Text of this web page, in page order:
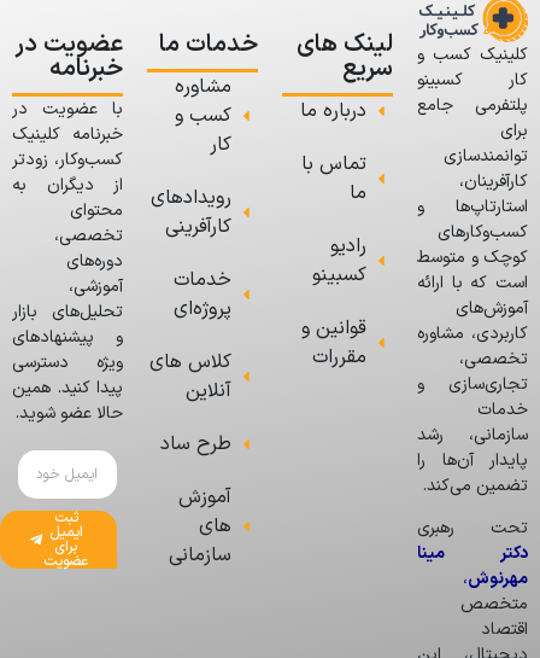
کلینیک کسب و
کار کسبینو
پلتفرمی جامع
برای
توانمندسازی
کارآفرینان،
استارتاپ‌ها و
کسب‌وکارهای
کوچک و متوسط
است که با ارائه
آموزش‌های
کاربردی، مشاوره
تخصصی،
تجاری‌سازی و
خدمات
سازمانی، رشد
پایدار آن‌ها را
تضمین می‌کند.
تحت رهبری
دکتر مینا
مهرنوش،
متخصص
اقتصاد
لینک های
سریع
درباره ما
تماس با
ما
رادیو
کسبینو
قوانین و
مقررات
خدمات ما
مشاوره
کسب و
کار
رویدادهای
کارآفرینی
خدمات
پروژه‌ای
کلاس های
آنلاین
طرح ساد
آموزش
های
سازمانی
عضویت در
خبرنامه
با عضویت در
خبرنامه کلینیک
کسب‌وکار، زودتر
از دیگران به
محتوای
تخصصی،
دوره‌های
آموزشی،
تحلیل‌های بازار
و پیشنهادهای
ویژه دسترسی
پیدا کنید. همین
حالا عضو شوید.
ثبت
ایمیل
برای
عضویت